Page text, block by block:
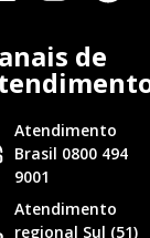
de
Atendimento
Brasil 0800 494
9001
Atendimento
regional Sul (51)